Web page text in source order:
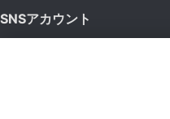
SNSアカウント